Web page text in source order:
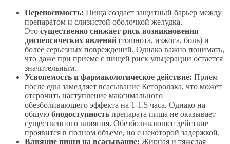
Переносимость: Пища создает защитный барьер между
препаратом и слизистой оболочкой желудка.
Это существенно снижает риск возникновения
диспепсических явлений (тошнота, изжога, боль) и
более серьезных повреждений. Однако важно понимать,
что даже при приеме с пищей риск ульцерации остается
значительным.
Усвояемость и фармакологическое действие: Прием
после еды замедляет всасывание Кеторолака, что может
отсрочить наступление максимального
обезболивающего эффекта на 1-1.5 часа. Однако на
общую биодоступность препарата пища не оказывает
существенного влияния. Обезболивающее действие
проявится в полном объеме, но с некоторой задержкой.
Влияние пищи на всасывание: Жирная и тяжелая